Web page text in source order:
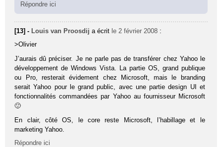
Répondre ici
[13] - Louis van Proosdij a écrit le 2 février 2008 :
>Olivier
J’aurais dû préciser. Je ne parle pas de transférer chez Yahoo le
développement de Windows Vista. La partie OS, grand publique
ou Pro, resterait évidement chez Microsoft, mais le branding
serait Yahoo pour le grand public, avec une partie design UI et
fonctionnalités commandées par Yahoo au fournisseur Microsoft
🙂
En clair, côté OS, le core reste Microsoft, l’habillage et le
marketing Yahoo.
Répondre ici